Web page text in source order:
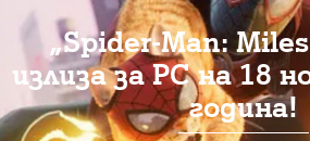
„Spider-Man:
излиза за PC на 18
година!